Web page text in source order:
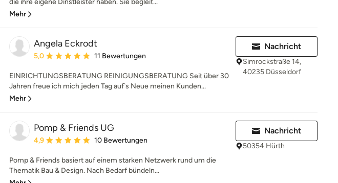
die ihre eigene Dinstleister haben. Sie begleit...
Mehr
Angela Eckrodt
Durchschnittliche Bewertung: 5 von 5 Sternen
5,0 11 Bewertungen
EINRICHTUNGSBERATUNG REINIGUNGSBERATUNG Seit über 30
Jahren freue ich mich jeden Tag auf`s Neue meinen Kunden...
Mehr
Nachricht
Simrockstraße 14,
40235 Düsseldorf
Pomp & Friends UG
Durchschnittliche Bewertung: 4.9 von 5 Sternen
4,9 10 Bewertungen
Pomp & Friends basiert auf einem starken Netzwerk rund um die
Thematik Bau & Design. Nach Bedarf bündeln...
Nachricht
50354 Hürth